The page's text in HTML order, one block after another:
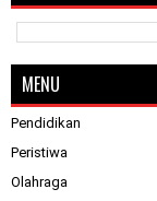
MENU
Pendidikan
Peristiwa
Olahraga